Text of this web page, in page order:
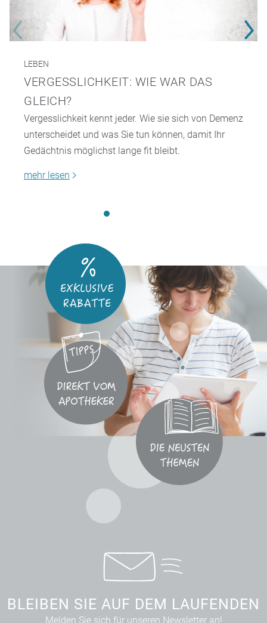
LEBEN
VERGESSLICHKEIT: WIE WAR DAS
GLEICH?
Vergesslichkeit kennt jeder. Wie sie sich von Demenz
unterscheidet und was Sie tun können, damit Ihr
Gedächtnis möglichst lange fit bleibt.
mehr lesen
BLEIBEN SIE AUF DEM LAUFENDEN
Melden Sie sich für unseren Newsletter an!